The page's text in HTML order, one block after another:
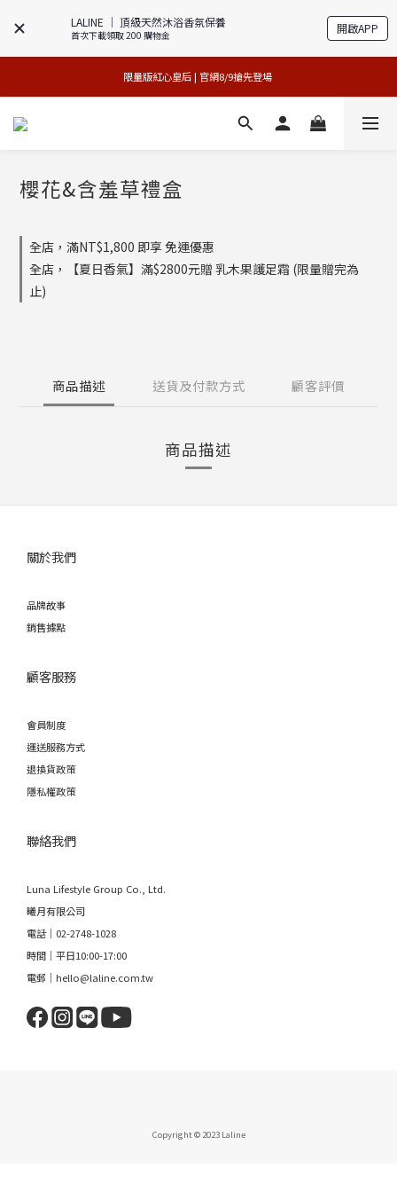
LALINE │ 頂級天然沐浴香氛保養
首次下載領取 200 購物金 開啟APP
買1送1特賣會 | 台中大遠百店 / 南紡店
專櫃加碼活動 | 尊寵指定系列2件88折
限量版紅心皇后 | 官網8/9搶先登場
買1送1特賣會 | 台中大遠百店 / 南紡店
櫻花&含羞草禮盒
全店，滿NT$1,800 即享 免運優惠
全店，【夏日香氣】滿$2800元贈 乳木果護足霜 (限量贈完為
止)
商品描述 送貨及付款方式 顧客評價
商品描述
關於我們
品牌故事
銷售據點
顧客服務
會員制度
運送服務方式
退換貨政策
隱私權政策
聯絡我們
Luna Lifestyle Group Co., Ltd.
曦月有限公司
電話｜02-2748-1028
時間｜平日10:00-17:00
電郵｜hello@laline.com.tw
Copyright © 2023 Laline